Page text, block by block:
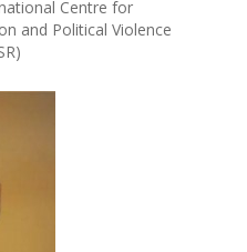
Centre for
and Political Violence